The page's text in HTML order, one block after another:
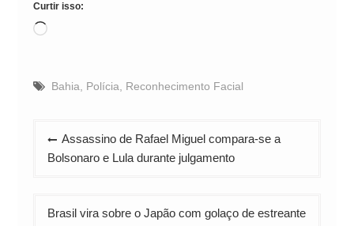
Curtir isso:
Carregando...
Bahia, Polícia, Reconhecimento Facial
Navegação
de
Assassino de Rafael Miguel compara-se a
Bolsonaro e Lula durante julgamento
Brasil vira sobre o Japão com golaço de estreante